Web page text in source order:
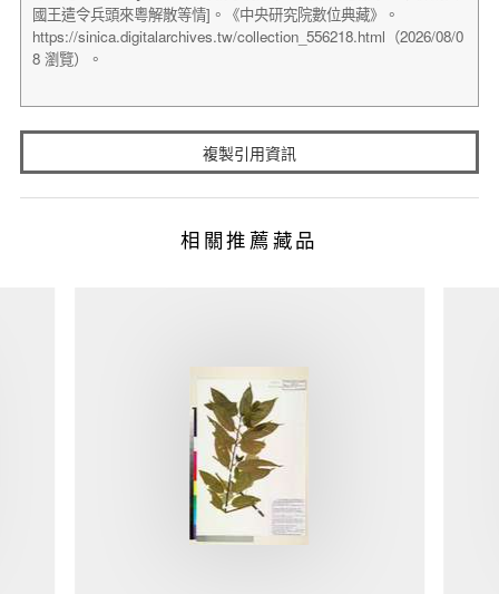
複製引用資訊
相關推薦藏品